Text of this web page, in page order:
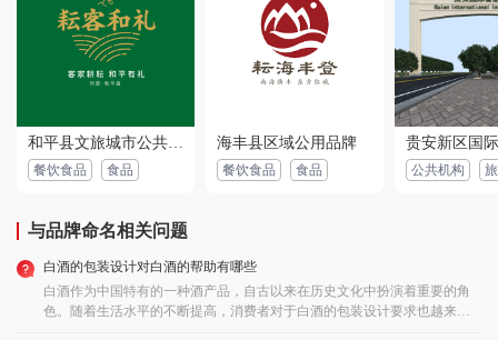
用户 159****8371：
设计师注重细节，沟通顺畅，服务很不错，价格公
道，设计作品很有创意，我很满意，确实不错！
2022-11-15 02:37:36 所在地：上海
用户 131****0072：
设计效果非常好，有一种脱颖而出的感觉，态度严谨
认真，服务周到，设计非常满意！
2022-11-19 06:44:47 所在地：天津
用户 181****1928：
设计师非常给力，设计的速度和效果都很好，很难得
和平县文旅城市公共品牌全案
餐饮食品 食品
海丰县区域公用品牌
餐饮食品 食品 公共机构
与品牌命名相关问题
白酒的包装设计对白酒的帮助有哪些
白酒作为中国特有的一种酒产品，自古以来在历史文化中扮演着重要的角
色。随着生活水平的不断提高，消费者对于白酒的包装设计要求也越来越